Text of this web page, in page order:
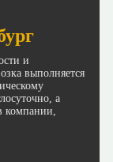
и
выполняется
а
компании,